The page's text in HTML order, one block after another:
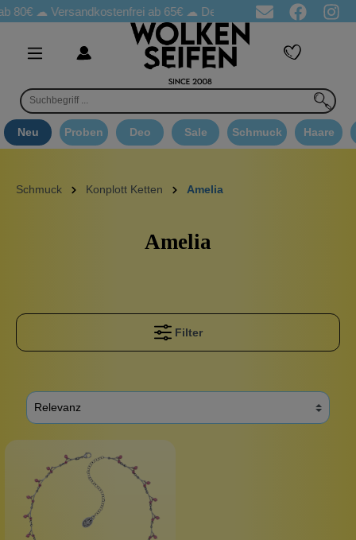
80€ ☁Versandkostenfrei ab 65€☁ Deo Proben in jeder Bestellung
Neu Proben Deo Sale Schmuck Haare
Schmuck Konplott Ketten Amelia
Amelia
Filter